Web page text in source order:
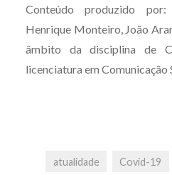
Conteúdo produzido
Henrique Monteiro, João
âmbito da disciplina de
licenciatura em Comunicação
atualidade Covid-19